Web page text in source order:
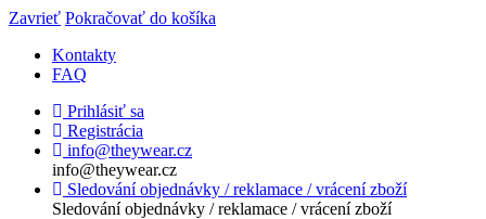
Zavrieť Pokračovať do košíka
Kontakty
FAQ
Prihlásiť sa
Registrácia
info@theywear.cz
info@theywear.cz
Sledování objednávky / reklamace / vrácení zboží
Sledování objednávky / reklamace / vrácení zboží